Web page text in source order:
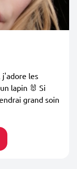
j'adore les
lapin 🐰 Si
grand soin